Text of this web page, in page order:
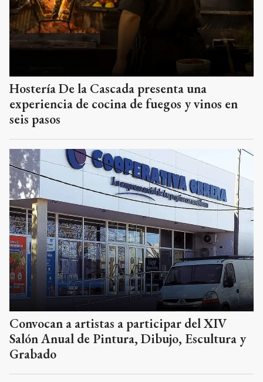
Hostería De la Cascada presenta una
experiencia de cocina de fuegos y vinos en
seis pasos
Convocan a artistas a participar del XIV
Salón Anual de Pintura, Dibujo, Escultura y
Grabado